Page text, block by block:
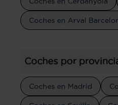
Coches en Arval
Coches por
Coches en Madrid